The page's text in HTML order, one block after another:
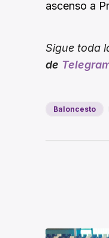
ascenso a
Sigue toda
de
Baloncesto